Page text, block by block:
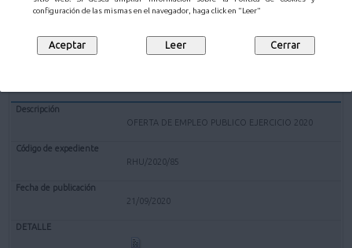
configuración de las mismas en el navegador, haga click en "Leer"
OFERTA DE EMPLEO PUBLICO EJERCICIO 2020
RHU/2020/85
21/09/2020